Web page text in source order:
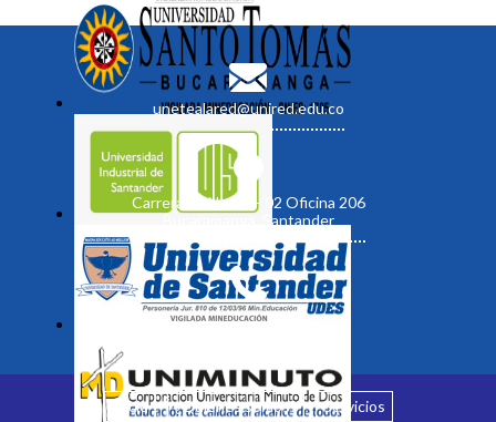
unetealared@unired.edu.co
Carrera 19 No. 35 - 02 Oficina 206
Bucaramanga, Santander
Inicio ¿Quiénes somos? Servicios